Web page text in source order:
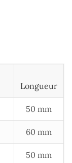
Longueur
50 mm
60 mm
50 mm